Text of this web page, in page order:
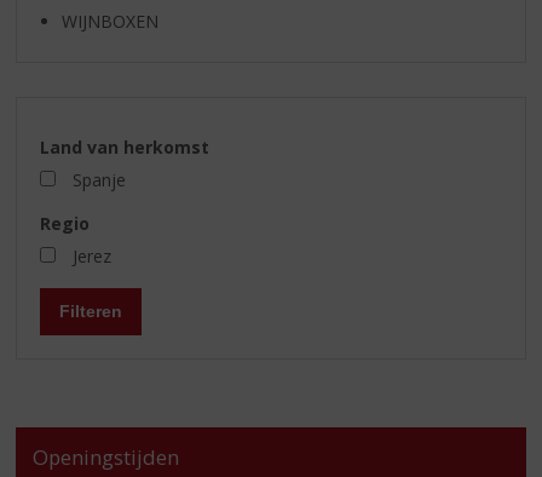
WIJNBOXEN
Land van herkomst
Spanje
Regio
Jerez
Filteren
Openingstijden